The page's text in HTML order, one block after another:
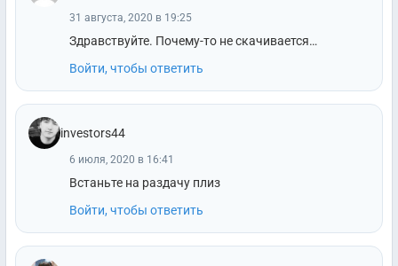
31 августа, 2020 в 19:25
Здравствуйте. Почему-то не скачивается…
Войти, чтобы ответить
investors44
6 июля, 2020 в 16:41
Встаньте на раздачу плиз
Войти, чтобы ответить